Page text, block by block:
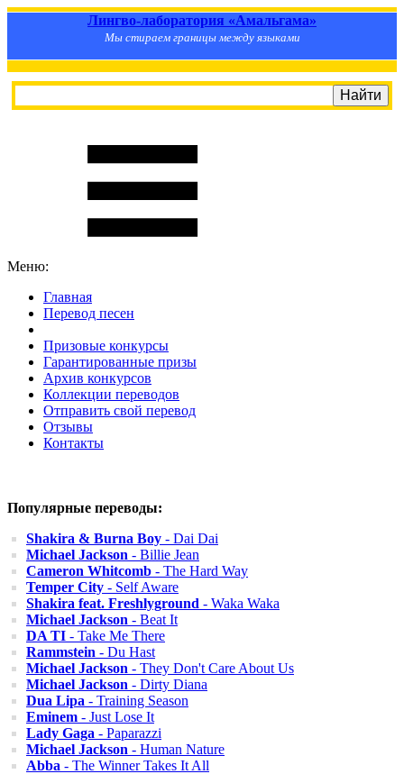
Лингво-лаборатория «Амальгама»
Мы стираем границы между языками
Меню:
Главная
Перевод песен
Призовые конкурсы
Гарантированные призы
Архив конкурсов
Коллекции переводов
Отправить свой перевод
Отзывы
Контакты
Популярные переводы:
Shakira & Burna Boy - Dai Dai
Michael Jackson - Billie Jean
Cameron Whitcomb - The Hard Way
Temper City - Self Aware
Shakira feat. Freshlyground - Waka Waka
Michael Jackson - Beat It
DA TI - Take Me There
Rammstein - Du Hast
Michael Jackson - They Don't Care About Us
Michael Jackson - Dirty Diana
Dua Lipa - Training Season
Eminem - Just Lose It
Lady Gaga - Paparazzi
Michael Jackson - Human Nature
Abba - The Winner Takes It All